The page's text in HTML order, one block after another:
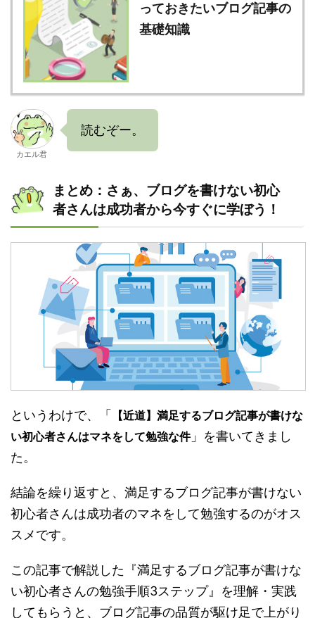
っておきたいブログ記事の
基礎知識
カエル君
読むぞー。
まとめ：さぁ、ブログを書けない初心
者さんは成功者から今すぐに学ぼう！
というわけで、「
【近道】満足するブログ記事が書けな
い初心者さんはマネをして勉強な件」を書いてきまし
た。
結論を繰り返すと、満足するブログ記事が書けない
初心者さんは成功者のマネをして勉強するのがオス
スメです。
この記事で解説した『満足するブログ記事が書けな
い初心者さんの勉強手順3ステップ』を理解・実践
してもらうと、ブログ記事の品質が駆け足で上がり